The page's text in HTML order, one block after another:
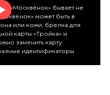
«Москвёнок» бывает не
может быть в
или кожи, брелка для
карты «Тройка» и
заменить карту
идентификаторы.